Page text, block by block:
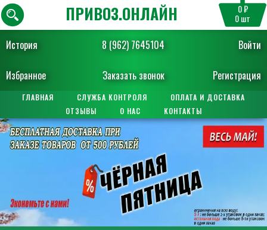
История 8 (962) 7645104 Войти
Избранное Заказать звонок Регистрация
ПРИВОЗ.ОНЛАЙН 0 ₽
0шт
ГЛАВНАЯ СЛУЖБА КОНТРОЛЯ
ОПЛАТА И ДОСТАВКА
ОТЗЫВЫ
О НАС КОНТАКТЫ